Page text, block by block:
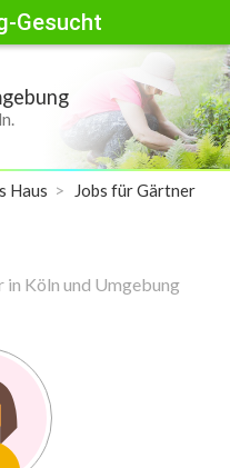
Gesucht
Haus
Jobs für Gärtner
in Köln und Umgebung